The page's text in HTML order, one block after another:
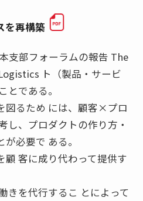
を再構築
部フォーラムの報告 The
ト（製品・サービ
とである。
図るため には、顧客×プロ
し、プロダクトの作り方・
必要で ある。
顧 客に成り代わって提供す
きを代行するこ とによって